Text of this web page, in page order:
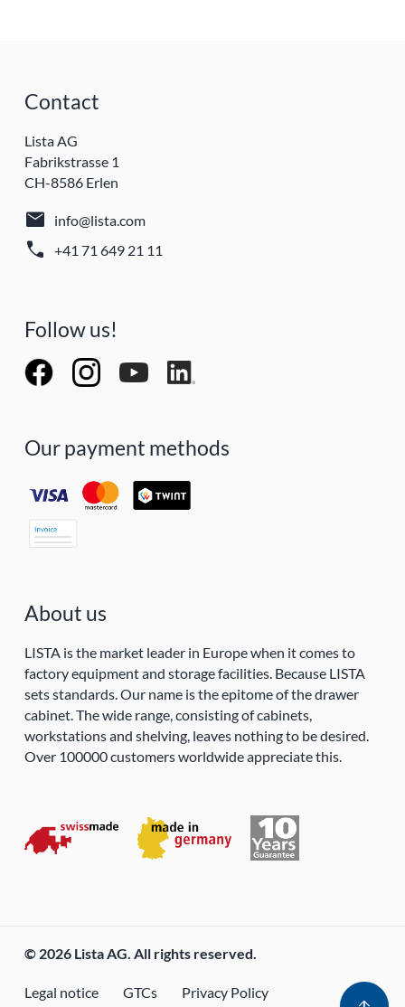
Contact
Lista AG
Fabrikstrasse 1
CH-8586 Erlen
mail info@lista.com
call +41 71 649 21 11
Follow us!
Our payment methods
About us
LISTA is the market leader in Europe when it comes to
factory equipment and storage facilities. Because LISTA
sets standards. Our name is the epitome of the drawer
cabinet. The wide range, consisting of cabinets,
workstations and shelving, leaves nothing to be desired.
Over 100000 customers worldwide appreciate this.
© 2026 Lista AG. All rights reserved.
Legal notice GTCs Privacy Policy